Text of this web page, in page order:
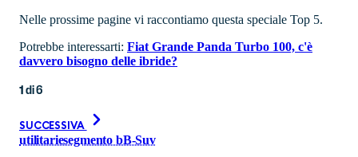
Nelle prossime pagine vi raccontiamo questa speciale Top 5.
Potrebbe interessarti: Fiat Grande Panda Turbo 100, c'è
davvero bisogno delle ibride?
1di6
SUCCESSIVA
utilitariesegmento bB-Suv